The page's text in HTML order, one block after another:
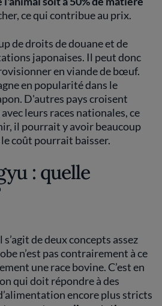
ce qui contribue au prix.
de droits de douane et de
japonaises. Il peut donc
en viande de bœuf.
en popularité dans le
D'autres pays croisent
leurs races nationales, ce
il pourrait y avoir beaucoup
coût pourrait baisser.
: quelle
de deux concepts assez
n’est pas contrairement à ce
une race bovine. C’est en
qui doit répondre à des
encore plus stricts